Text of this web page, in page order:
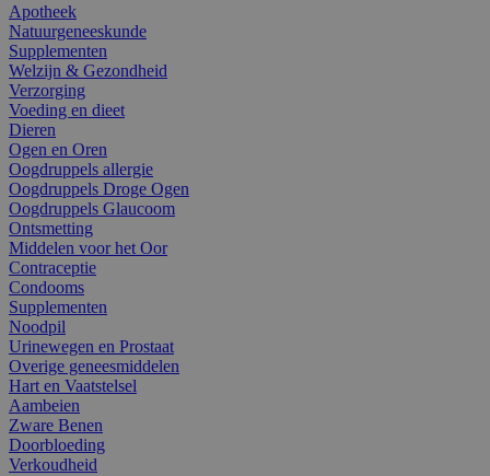
Apotheek
Natuurgeneeskunde
Supplementen
Welzijn & Gezondheid
Verzorging
Voeding en dieet
Dieren
Ogen en Oren
Oogdruppels allergie
Oogdruppels Droge Ogen
Oogdruppels Glaucoom
Ontsmetting
Middelen voor het Oor
Contraceptie
Condooms
Supplementen
Noodpil
Urinewegen en Prostaat
Overige geneesmiddelen
Hart en Vaatstelsel
Aambeien
Zware Benen
Doorbloeding
Verkoudheid